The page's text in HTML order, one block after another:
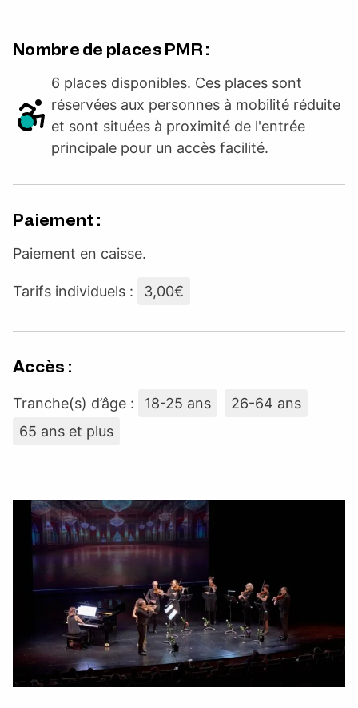
Nombre de places PMR :
6 places disponibles. Ces places sont
réservées aux personnes à mobilité réduite
et sont situées à proximité de l'entrée
principale pour un accès facilité.
Paiement :
Paiement en caisse.
Tarifs individuels : 3,00€
Accès :
Tranche(s) d’âge : 18-25 ans
26-64 ans
65 ans et plus